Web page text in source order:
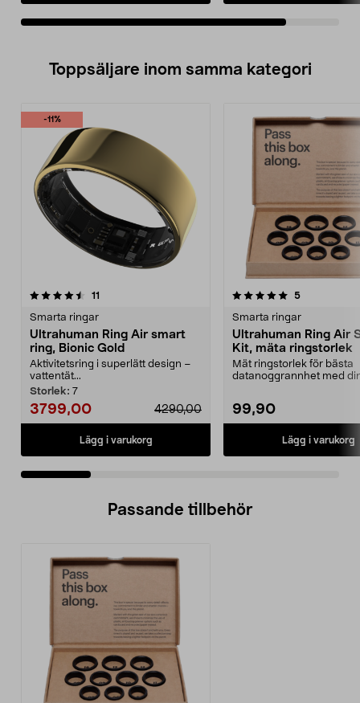
Toppsäljare inom samma kategori
-11%
11
Smarta ringar
Ultrahuman Ring Air smart
ring, Bionic Gold
Aktivitetsring i superlätt design –
vattentät...
Storlek: 7
3799,00 4290,00
Lägg i varukorg
5.0 av 5 stjärnor 5recensioner
Smarta ringar
Ultrahuman Ring Air
Kit, mäta ringstorlek
Mät ringstorlek för bästa
datanoggrannhet med
99,90
Lägg i varukorg
3.5 av 5 stjärnor
Passande tillbehör